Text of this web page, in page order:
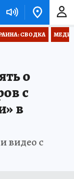
СВОДКА
о
с
в
видео с